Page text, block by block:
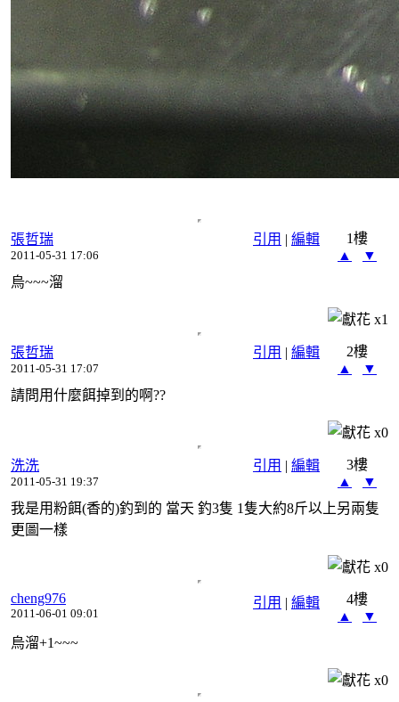
引用 | 編輯
張哲瑞
2011-05-31 17:06
1樓
▲
▼
烏~~~溜
x1
引用 | 編輯
張哲瑞
2011-05-31 17:07
2樓
▲
▼
請問用什麼餌掉到的啊??
x0
引用 | 編輯
洗洗
2011-05-31 19:37
3樓
▲
▼
我是用粉餌(香的)釣到的 當天 釣3隻 1隻大約8斤以上另兩隻
更圖一樣
x0
引用 | 編輯
cheng976
2011-06-01 09:01
4樓
▲
▼
烏溜+1~~~
x0